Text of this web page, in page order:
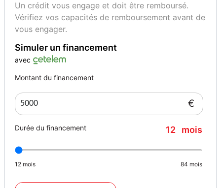
Un crédit vous engage et doit être remboursé.
Vérifiez vos capacités de remboursement avant de
vous engager.
Simuler un financement
avec
Montant du financement
€
Durée du financement 12 mois
12 mois 84 mois